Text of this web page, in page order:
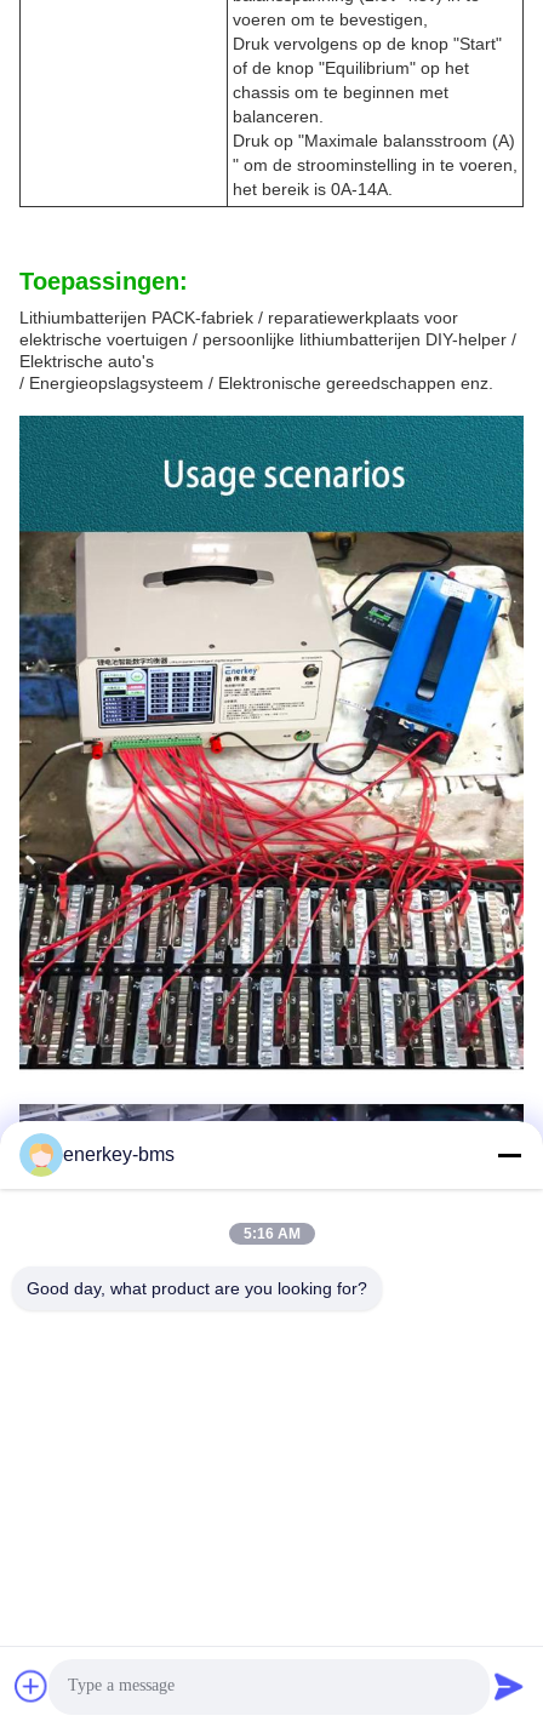
voeren om te bevestigen,
Druk vervolgens op de knop "Start"
of de knop "Equilibrium" op het
chassis om te beginnen met
balanceren.
Druk op "Maximale balansstroom (A)
" om de stroominstelling in te voeren,
het bereik is 0A-14A.
Toepassingen:
Lithiumbatterijen PACK-fabriek / reparatiewerkplaats voor
elektrische voertuigen / persoonlijke lithiumbatterijen DIY-helper /
Elektrische auto's
/ Energieopslagsysteem / Elektronische gereedschappen enz.
enerkey-bms
5:16 AM
Good day, what product are you looking for?